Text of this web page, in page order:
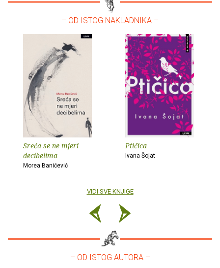
– OD ISTOG NAKLADNIKA –
Sreća se ne mjeri
decibelima
Morea Banićević
Ptičica
Ivana Šojat
VIDI SVE KNJIGE
– OD ISTOG AUTORA –